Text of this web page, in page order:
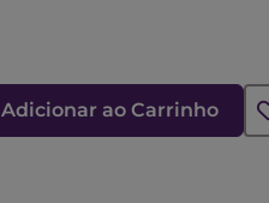
Adicionar ao Carrinho